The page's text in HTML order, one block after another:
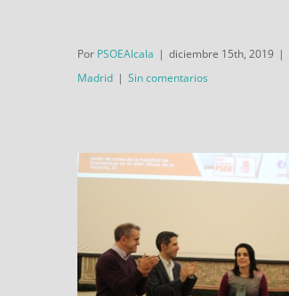
Pedraza
Por PSOEAlcala | diciembre 15th, 2019 |
Madrid | Sin comentarios